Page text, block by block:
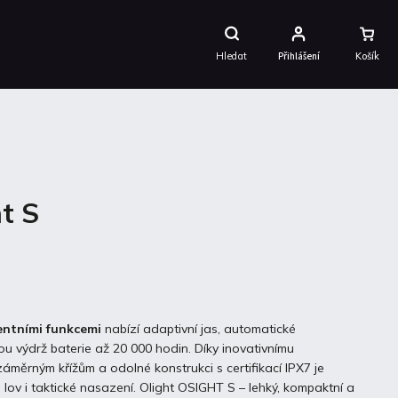
Hledat
Nákupní
Košík
Přihlášení
S
funkcemi nabízí adaptivní jas, automatické
výdrž baterie až 20 000 hodin. Díky inovativnímu
křížům a odolné konstrukci s certifikací IPX7 je
i taktické nasazení. Olight OSIGHT S – lehký, kompaktní a